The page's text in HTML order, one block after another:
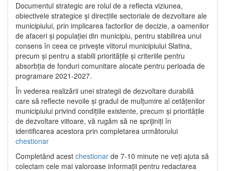
Documentul strategic are rolul de a reflecta viziunea,
obiectivele strategice și direcțiile sectoriale de dezvoltare ale
municipiului, prin implicarea factorilor de decizie, a oamenilor
de afaceri și populației din municipiu, pentru stabilirea unui
consens în ceea ce privește viitorul municipiului Slatina,
precum și pentru a stabili prioritățile și criteriile pentru
absorbția de fonduri comunitare alocate pentru perioada de
programare 2021-2027.
În vederea realizării unei strategii de dezvoltare durabilă
care să reflecte nevoile și gradul de mulțumire al cetățenilor
municipiului privind condițiile existente, precum și prioritățile
de dezvoltare viitoare, vă rugăm să ne sprijiniți în
identificarea acestora prin completarea următorului
chestionar
Completând acest chestionar de 7-10 minute ne veți ajuta să
colectam cele mai valoroase informații pentru redactarea